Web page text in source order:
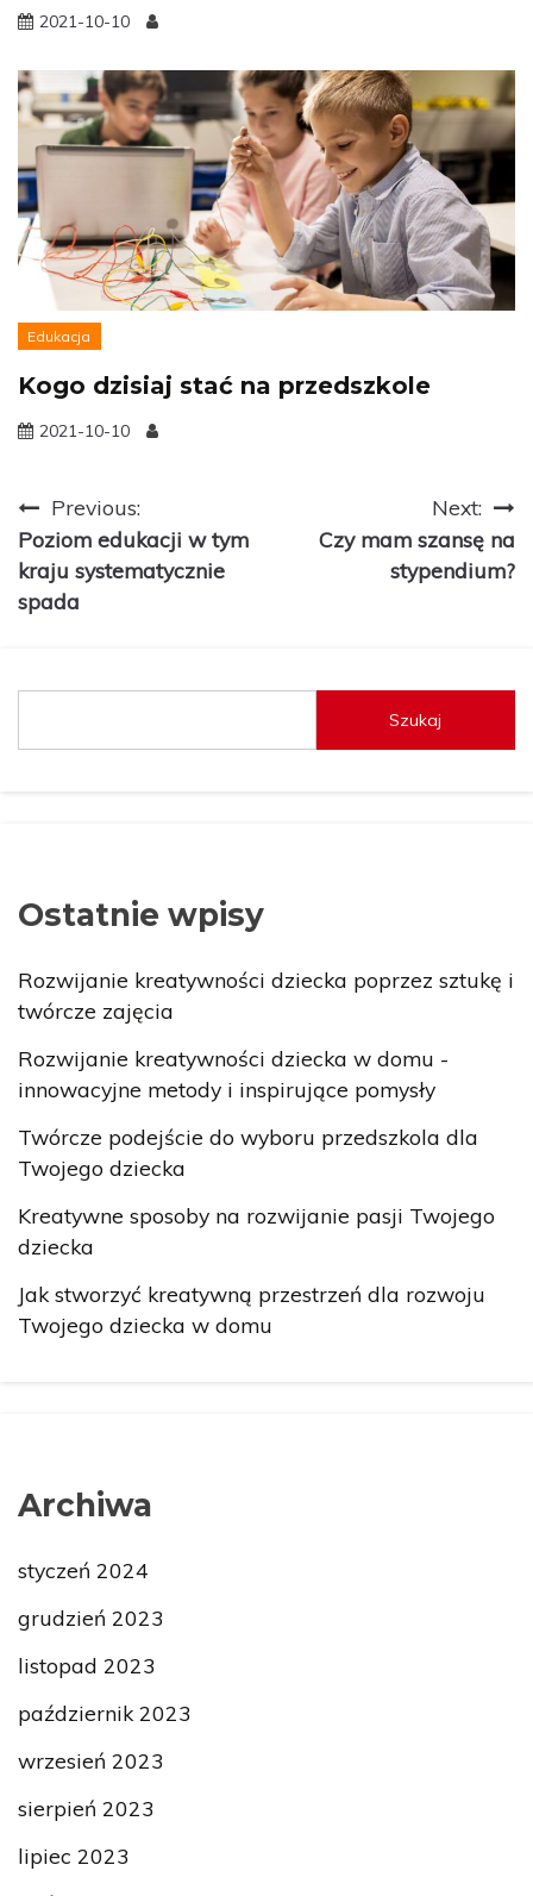
2021-10-10
Edukacja
Kogo dzisiaj stać na przedszkole
2021-10-10
Nawigacja
wpisu
Previous:
Poziom edukacji w tym
kraju systematycznie
spada
Next:
Czy mam szansę na
stypendium?
Szukaj
Ostatnie wpisy
Rozwijanie kreatywności dziecka poprzez sztukę i
twórcze zajęcia
Rozwijanie kreatywności dziecka w domu -
innowacyjne metody i inspirujące pomysły
Twórcze podejście do wyboru przedszkola dla
Twojego dziecka
Kreatywne sposoby na rozwijanie pasji Twojego
dziecka
Jak stworzyć kreatywną przestrzeń dla rozwoju
Twojego dziecka w domu
Archiwa
styczeń 2024
grudzień 2023
listopad 2023
październik 2023
wrzesień 2023
sierpień 2023
lipiec 2023